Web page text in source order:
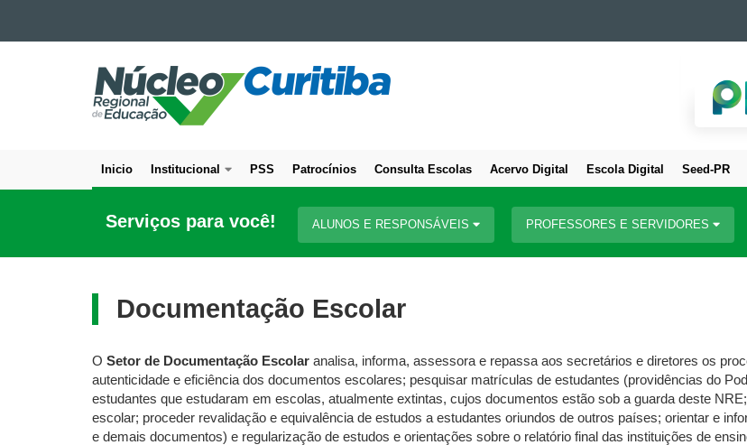
Ir para a navegação
Ir para a busca
NÚCLEO
REGIONAL
DE
CURITIBA
Navegação
principal
Inicio Institucional PSS Patrocínios Consulta Escolas Acervo Digital Escola Digital Seed-PR
Serviços para você! ALUNOS E RESPONSÁVEIS PROFESSORES E SERVIDORES
Documentação Escolar
O Setor de Documentação Escolar analisa, informa, assessora e repassa aos secretários e diretores os
autenticidade e eficiência dos documentos escolares; pesquisar matrículas de estudantes (providências do
estudantes que estudaram em escolas, atualmente extintas, cujos documentos estão sob a guarda deste
escolar; proceder revalidação e equivalência de estudos a estudantes oriundos de outros países; orientar e
e demais documentos) e regularização de estudos e orientações sobre o relatório final das instituições de